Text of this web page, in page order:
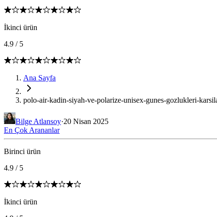
İkinci ürün
4.9 / 5
Ana Sayfa
polo-air-kadin-siyah-ve-polarize-unisex-gunes-gozlukleri-
Bilge Atlansoy·20 Nisan 2025
En Çok Arananlar
Birinci ürün
4.9 / 5
İkinci ürün